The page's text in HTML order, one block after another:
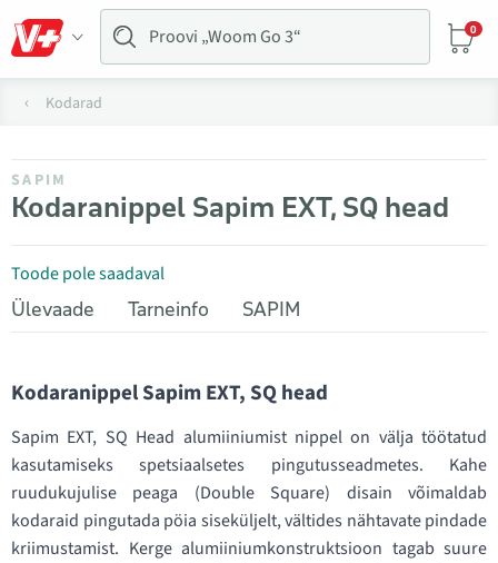
0
Kodarad
SAPIM
Kodaranippel Sapim EXT, SQ head
Toode pole saadaval
Ülevaade
Tarneinfo SAPIM
Kodaranippel Sapim EXT, SQ head
Sapim EXT, SQ Head alumiiniumist nippel on välja töötatud
kasutamiseks spetsiaalsetes pingutusseadmetes. Kahe
ruudukujulise peaga (Double Square) disain võimaldab
kodaraid pingutada pöia siseküljelt, vältides nähtavate pindade
kriimustamist. Kerge alumiiniumkonstruktsioon tagab suure